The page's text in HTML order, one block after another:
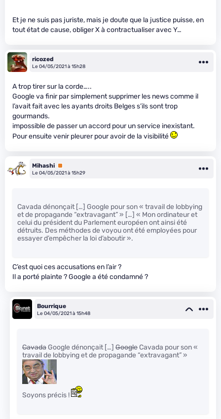
Et je ne suis pas juriste, mais je doute que la justice puisse, en
tout état de cause, obliger X à contractualiser avec Y…
ricozed
Le 04/05/2021 à 15h28
A trop tirer sur la corde…..
Google va finir par simplement supprimer les news comme il
l’avait fait avec les ayants droits Belges s’ils sont trop
gourmands.
impossible de passer un accord pour un service inexistant.
Pour ensuite venir pleurer pour avoir de la visibilité
Mihashi Premium
Le 04/05/2021 à 15h29
Cavada dénonçait […] Google pour son « travail de lobbying
et de propagande “extravagant” » […] « Mon ordinateur et
celui du président du Parlement européen ont ainsi été
détruits. Des méthodes de voyou ont été employées pour
essayer d’empêcher la loi d’aboutir ».
C’est quoi ces accusations en l’air ?
Il a porté plainte ? Google a été condamné ?
Bourrique
Le 04/05/2021 à 15h48
Cavada Google dénonçait […] Google Cavada pour son «
travail de lobbying et de propagande “extravagant” »
Soyons précis !